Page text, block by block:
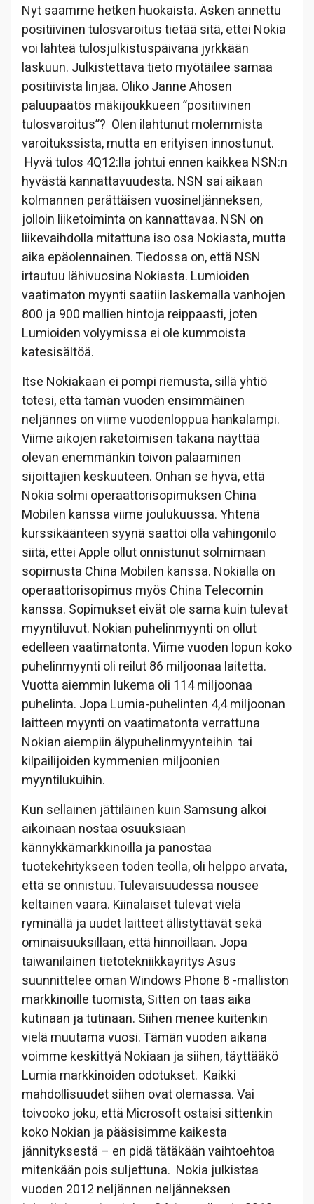
Nyt saamme hetken huokaista. Äsken annettu
positiivinen tulosvaroitus tietää sitä, ettei Nokia
voi lähteä tulosjulkistuspäivänä jyrkkään
laskuun. Julkistettava tieto myötäilee samaa
positiivista linjaa. Oliko Janne Ahosen
paluupäätös mäkijoukkueen ”positiivinen
tulosvaroitus”? Olen ilahtunut molemmista
varoitukssista, mutta en erityisen innostunut.
Hyvä tulos 4Q12:lla johtui ennen kaikkea NSN:n
hyvästä kannattavuudesta. NSN sai aikaan
kolmannen perättäisen vuosineljänneksen,
jolloin liiketoiminta on kannattavaa. NSN on
liikevaihdolla mitattuna iso osa Nokiasta, mutta
aika epäolennainen. Tiedossa on, että NSN
irtautuu lähivuosina Nokiasta. Lumioiden
vaatimaton myynti saatiin laskemalla vanhojen
800 ja 900 mallien hintoja reippaasti, joten
Lumioiden volyymissa ei ole kummoista
katesisältöä.
Itse Nokiakaan ei pompi riemusta, sillä yhtiö
totesi, että tämän vuoden ensimmäinen
neljännes on viime vuodenloppua hankalampi.
Viime aikojen raketoimisen takana näyttää
olevan enemmänkin toivon palaaminen
sijoittajien keskuuteen. Onhan se hyvä, että
Nokia solmi operaattorisopimuksen China
Mobilen kanssa viime joulukuussa. Yhtenä
kurssikäänteen syynä saattoi olla vahingonilo
siitä, ettei Apple ollut onnistunut solmimaan
sopimusta China Mobilen kanssa. Nokialla on
operaattorisopimus myös China Telecomin
kanssa. Sopimukset eivät ole sama kuin tulevat
myyntiluvut. Nokian puhelinmyynti on ollut
edelleen vaatimatonta. Viime vuoden lopun koko
puhelinmyynti oli reilut 86 miljoonaa laitetta.
Vuotta aiemmin lukema oli 114 miljoonaa
puhelinta. Jopa Lumia-puhelinten 4,4 miljoonan
laitteen myynti on vaatimatonta verrattuna
Nokian aiempiin älypuhelinmyynteihin tai
kilpailijoiden kymmenien miljoonien
myyntilukuihin.
Kun sellainen jättiläinen kuin Samsung alkoi
aikoinaan nostaa osuuksiaan
kännykkämarkkinoilla ja panostaa
tuotekehitykseen toden teolla, oli helppo arvata,
että se onnistuu. Tulevaisuudessa nousee
keltainen vaara. Kiinalaiset tulevat vielä
ryminällä ja uudet laitteet ällistyttävät sekä
ominaisuuksillaan, että hinnoillaan. Jopa
taiwanilainen tietotekniikkayritys Asus
suunnittelee oman Windows Phone 8 -malliston
markkinoille tuomista, Sitten on taas aika
kutinaan ja tutinaan. Siihen menee kuitenkin
vielä muutama vuosi. Tämän vuoden aikana
voimme keskittyä Nokiaan ja siihen, täyttääkö
Lumia markkinoiden odotukset. Kaikki
mahdollisuudet siihen ovat olemassa. Vai
toivooko joku, että Microsoft ostaisi sittenkin
koko Nokian ja pääsisimme kaikesta
jännityksestä – en pidä tätäkään vaihtoehtoa
mitenkään pois suljettuna. Nokia julkistaa
vuoden 2012 neljännen neljänneksen